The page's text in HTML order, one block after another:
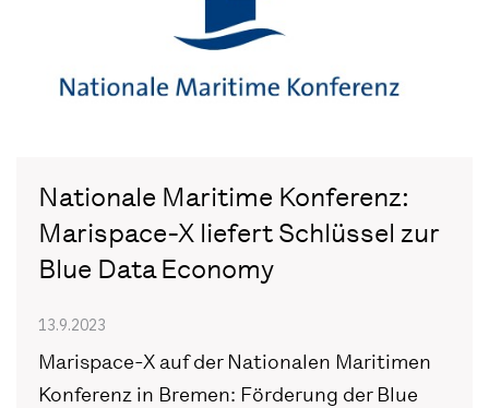
Nationale Maritime Konferenz:
Marispace-X liefert Schlüssel zur
Blue Data Economy
13.9.2023
Marispace-X auf der Nationalen Maritimen
Konferenz in Bremen: Förderung der Blue